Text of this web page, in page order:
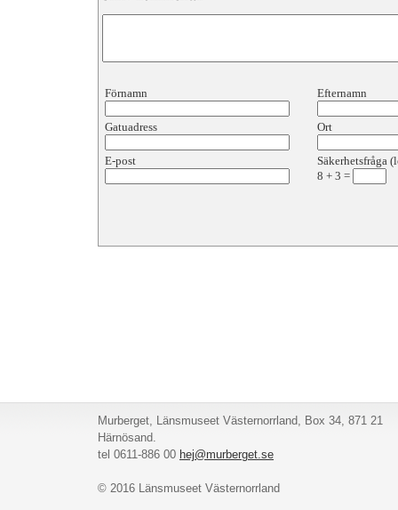
Förnamn Efternamn
Gatuadress Ort
E-post
Säkerhetsfråga
8 + 3 =
Murberget, Länsmuseet Västernorrland, Box 34, 871 21
Härnösand.
tel 0611-886 00 hej@murberget.se
© 2016 Länsmuseet Västernorrland